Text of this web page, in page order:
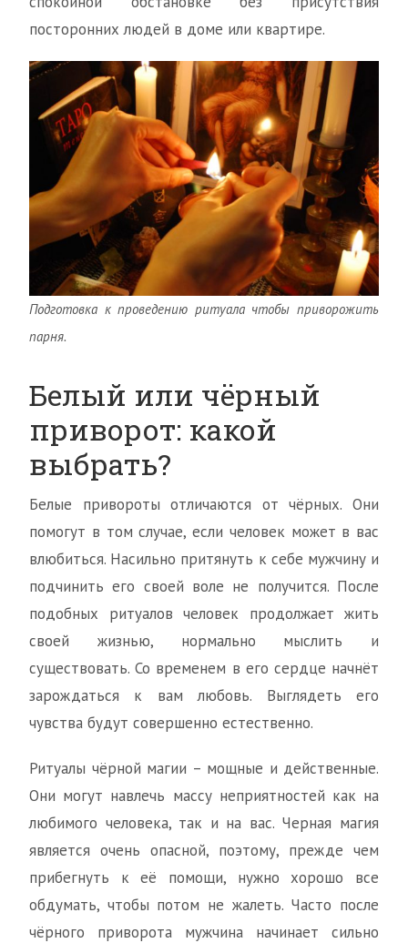
посторонних людей в доме или квартире.
Подготовка к проведению ритуала чтобы приворожить
парня.
Белый или чёрный
приворот: какой
выбрать?
Белые привороты отличаются от чёрных. Они
помогут в том случае, если человек может в вас
влюбиться. Насильно притянуть к себе мужчину и
подчинить его своей воле не получится. После
подобных ритуалов человек продолжает жить
своей жизнью, нормально мыслить и
существовать. Со временем в его сердце начнёт
зарождаться к вам любовь. Выглядеть его
чувства будут совершенно естественно.
Ритуалы чёрной магии – мощные и действенные.
Они могут навлечь массу неприятностей как на
любимого человека, так и на вас. Черная магия
является очень опасной, поэтому, прежде чем
прибегнуть к её помощи, нужно хорошо все
обдумать, чтобы потом не жалеть. Часто после
чёрного приворота мужчина начинает сильно